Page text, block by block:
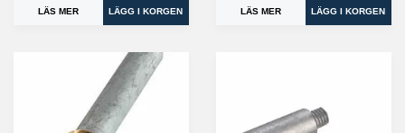
LÄS MER LÄS MER